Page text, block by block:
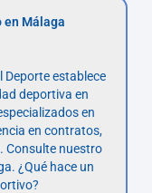
en Málaga
Deporte establece
deportiva en
en
en contratos,
Consulte nuestro
¿Qué hace un